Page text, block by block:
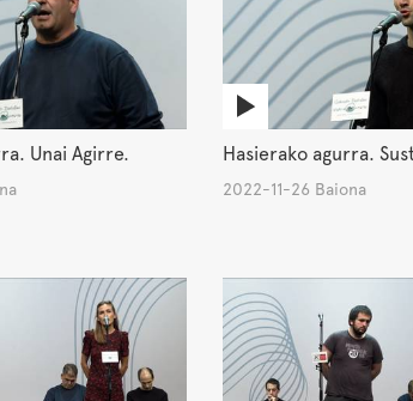
Unai Agirre. Hasierako agurra.
2022-11-26 Baiona